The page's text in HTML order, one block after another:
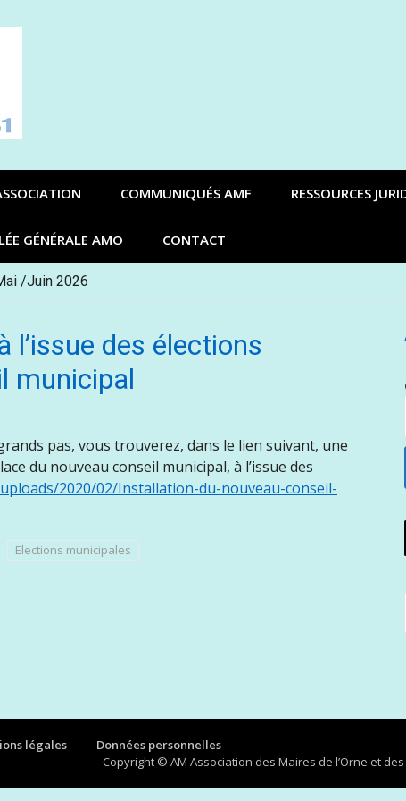
COMMUNIQUÉS AMF RESSOURCES
GÉNÉRALE AMO CONTACT
/Juin 2026
l’issue des élections
municipal
pas, vous trouverez, dans le lien suivant, une
du nouveau conseil municipal, à l’issue des
2020/02/Installation-du-nouveau-conseil-
Elections municipales
:
légales
Données personnelles
Copyright © AM Association des Maires de l’Orne et